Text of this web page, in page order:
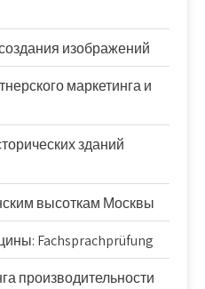
изображений
маркетинга и
зданий
высоткам Москвы
Fachsprachprüfung
производительности